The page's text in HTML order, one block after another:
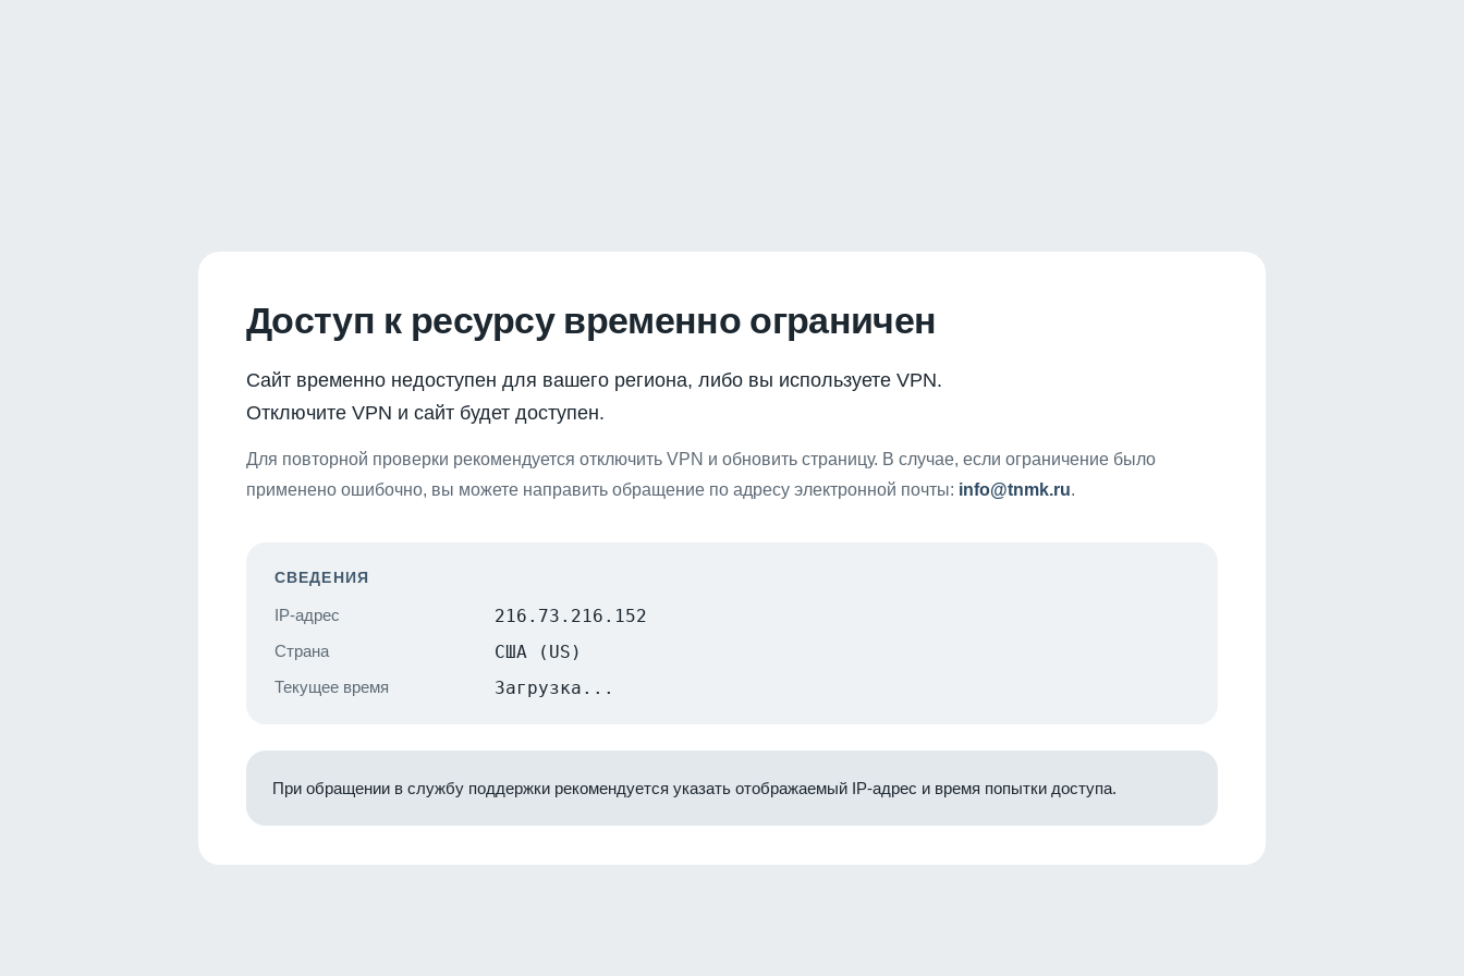
Доступ к ресурсу временно ограничен
Сайт временно недоступен для вашего региона, либо вы используете VPN.
Отключите VPN и сайт будет доступен.
Для повторной проверки рекомендуется отключить VPN и обновить страницу. В случае, если ограничение было
применено ошибочно, вы можете направить обращение по адресу электронной почты: info@tnmk.ru.
СВЕДЕНИЯ
IP-адрес 216.73.216.152
Страна США (US)
Текущее время Загрузка...
При обращении в службу поддержки рекомендуется указать отображаемый IP-адрес и время попытки доступа.